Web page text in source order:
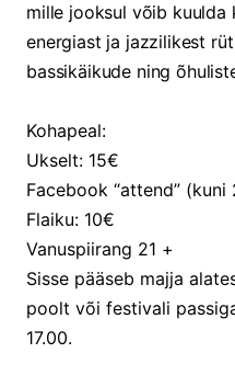
mille jooksul võib kuulda
energiast ja jazzilikest
bassikäikude ning
Kohapeal:
Ukselt: 15€
Facebook “attend” (kuni
Flaiku: 10€
Vanuspiirang 21 +
Sisse pääseb majja
poolt või festivali
17.00.